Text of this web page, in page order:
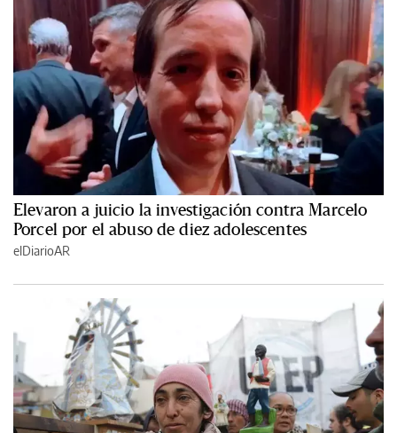
Elevaron a juicio la investigación contra Marcelo
Porcel por el abuso de diez adolescentes
elDiarioAR